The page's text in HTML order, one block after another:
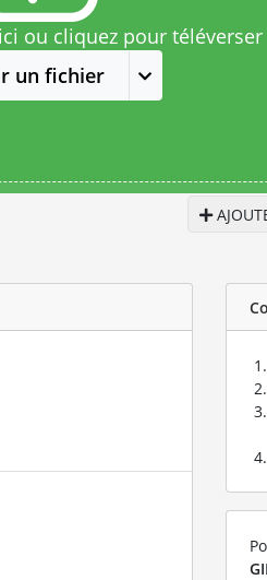
ou cliquez pour téléverser
un fichier